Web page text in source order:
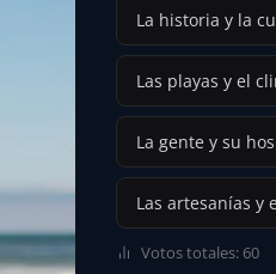
La historia y la
Las playas y el
La gente y su
Las artesanías y
Votos totales: 60